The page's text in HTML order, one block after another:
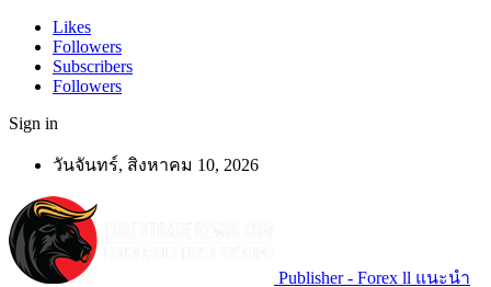
Likes
Followers
Subscribers
Followers
Sign in
วันจันทร์, สิงหาคม 10, 2026
Publisher - Forex ll แนะนำ